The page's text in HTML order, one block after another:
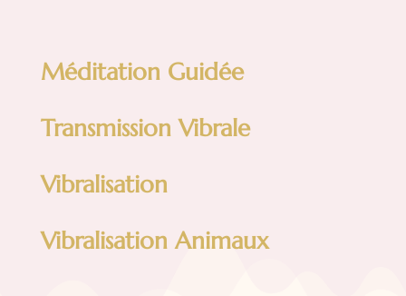
Méditation Guidée
Transmission Vibrale
Vibralisation
Vibralisation Animaux